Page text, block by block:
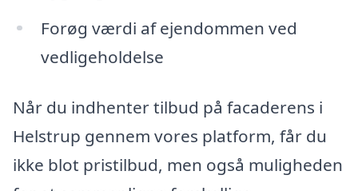
Forøg værdi af ejendommen ved
vedligeholdelse
Når du indhenter tilbud på facaderens i
Helstrup gennem vores platform, får du
ikke blot pristilbud, men også muligheden